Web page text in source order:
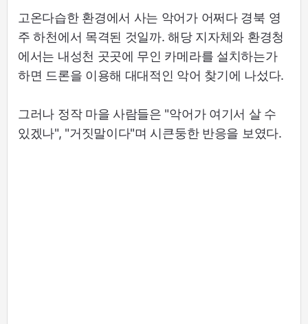
고온다습한 환경에서 사는 악어가 어쩌다 경북 영
주 하천에서 목격된 것일까. 해당 지자체와 환경청
에서는 내성천 곳곳에 무인 카메라를 설치하는가
하면 드론을 이용해 대대적인 악어 찾기에 나섰다.
그러나 정작 마을 사람들은 "악어가 여기서 살 수
있겠나", "거짓말이다"며 시큰둥한 반응을 보였다.